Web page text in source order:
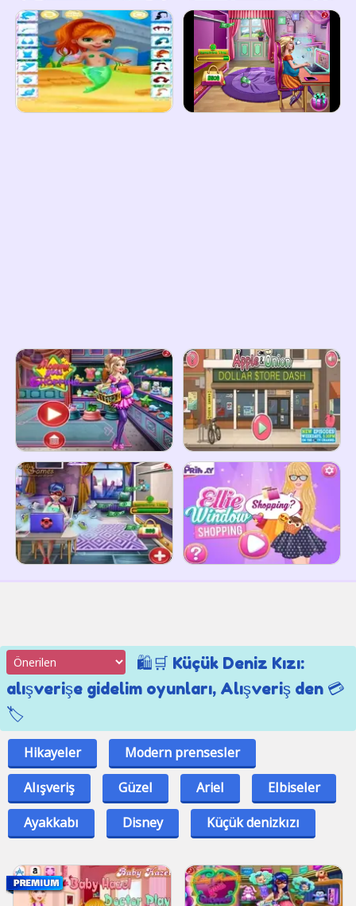
🛍️🛒 Küçük Deniz Kızı:
alışverişe gidelim oyunları, Alışveriş den 💳
🏷️
Hikayeler
Modern prensesler
Alışveriş
Güzel Ariel
Elbiseler
Ayakkabı
Disney Küçük denizkızı